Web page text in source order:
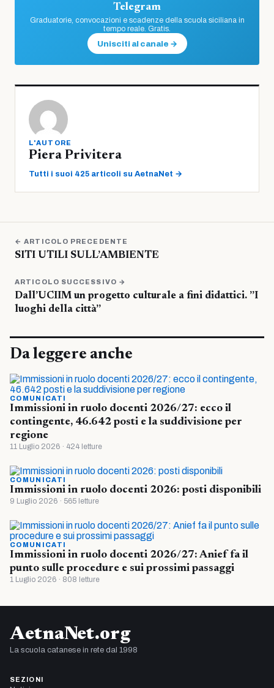
Telegram
Graduatorie, convocazioni e scadenze della scuola siciliana in
tempo reale. Gratis.
Unisciti al canale →
L'AUTORE
Piera Privitera
Tutti i suoi 425 articoli su AetnaNet →
← ARTICOLO PRECEDENTE
SITI UTILI SULL’AMBIENTE
ARTICOLO SUCCESSIVO →
Dall’UCIIM un progetto culturale a fini didattici. ”I
luoghi della città”
Da leggere anche
COMUNICATI
Immissioni in ruolo docenti 2026/27: ecco il
contingente, 46.642 posti e la suddivisione per
regione
11 Luglio 2026 · 424 letture
COMUNICATI
Immissioni in ruolo docenti 2026: posti disponibili
9 Luglio 2026 · 565 letture
COMUNICATI
Immissioni in ruolo docenti 2026/27: Anief fa il
punto sulle procedure e sui prossimi passaggi
1 Luglio 2026 · 808 letture
AetnaNet.org
La scuola catanese in rete dal 1998
SEZIONI